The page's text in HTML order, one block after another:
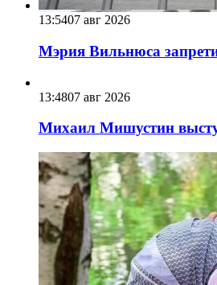
13:5407 авг 2026
Мэрия Вильнюса
13:4807 авг 2026
Михаил Мишустин